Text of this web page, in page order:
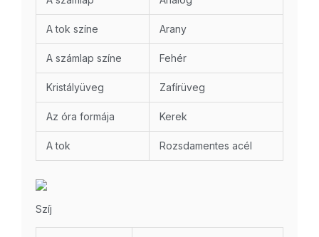
A tok színe Arany
A számlap színe Fehér
Kristályüveg Zafírüveg
Az óra formája Kerek
A tok Rozsdamentes acél
Szíj